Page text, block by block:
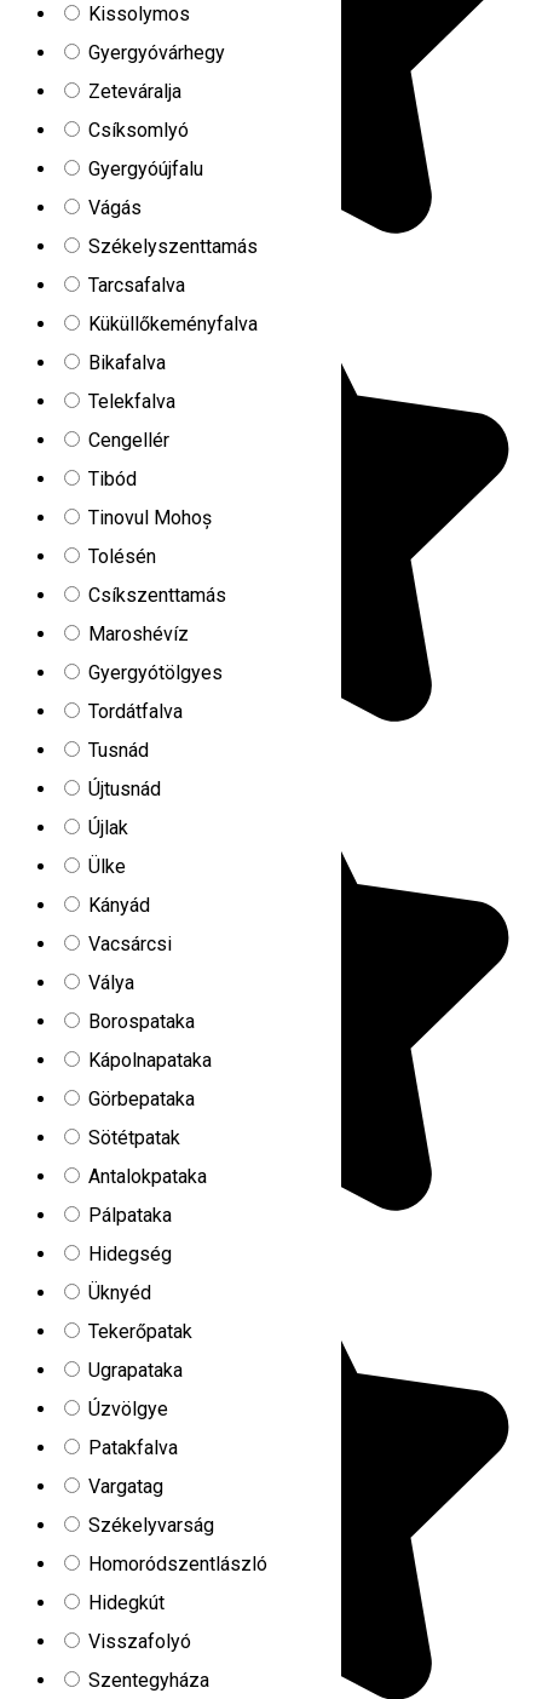
Kissolymos
Gyergyóvárhegy
Zeteváralja
Csíksomlyó
Gyergyóújfalu
Vágás
Székelyszenttamás
Tarcsafalva
Küküllőkeményfalva
Bikafalva
Telekfalva
Cengellér
Tibód
Tinovul Mohoș
Tolésén
Csíkszenttamás
Maroshévíz
Gyergyótölgyes
Tordátfalva
Tusnád
Újtusnád
Újlak
Ülke
Kányád
Vacsárcsi
Válya
Borospataka
Kápolnapataka
Görbepataka
Sötétpatak
Antalokpataka
Pálpataka
Hidegség
Üknyéd
Tekerőpatak
Ugrapataka
Úzvölgye
Patakfalva
Vargatag
Székelyvarság
Homoródszentlászló
Hidegkút
Visszafolyó
Szentegyháza